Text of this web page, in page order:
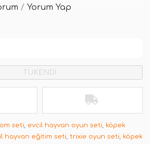
/ Yorum Yap
TÜKENDİ
seti, evcil hayvan oyun seti, köpek
hayvan eğitim seti, trixie oyun seti, köpek